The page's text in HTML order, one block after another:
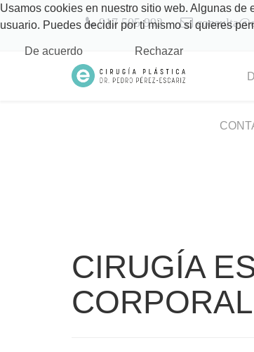
917 505 992
CIRUGÍA
CORPORAL
Usamos cookies en nuestro sitio web. Algunas
usuario. Puedes decidir por ti mismo si quieres
De acuerdo Rechazar